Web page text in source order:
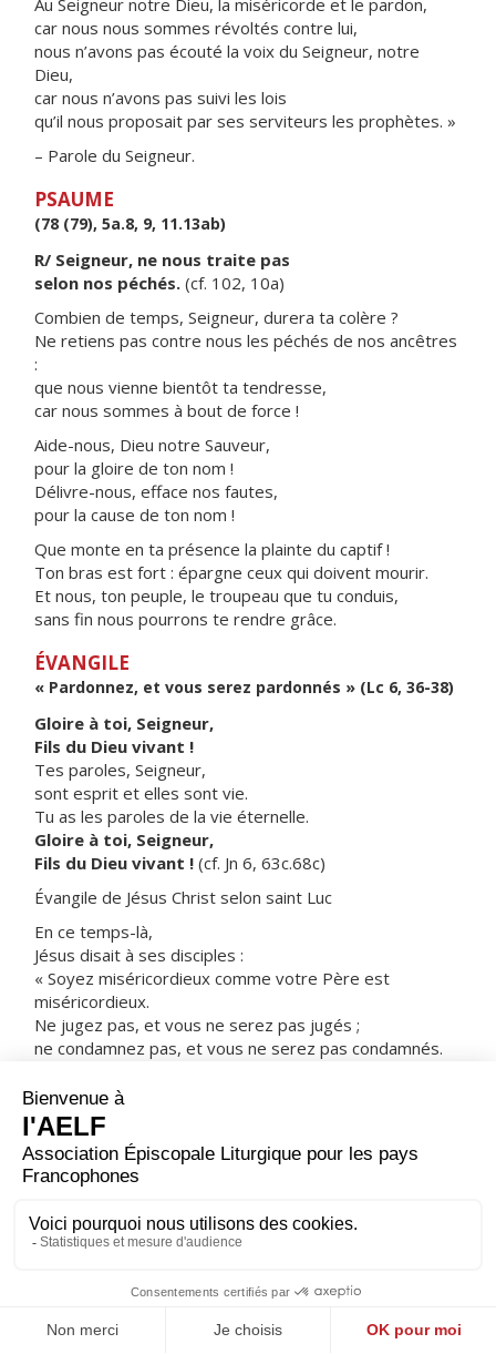
Au Seigneur notre Dieu, la miséricorde et le pardon,
car nous nous sommes révoltés contre lui,
nous n’avons pas écouté la voix du Seigneur, notre
Dieu,
car nous n’avons pas suivi les lois
qu’il nous proposait par ses serviteurs les prophètes. »
– Parole du Seigneur.
PSAUME
(78 (79), 5a.8, 9, 11.13ab)
R/ Seigneur, ne nous traite pas
selon nos péchés. (cf. 102, 10a)
Combien de temps, Seigneur, durera ta colère ?
Ne retiens pas contre nous les péchés de nos ancêtres
:
que nous vienne bientôt ta tendresse,
car nous sommes à bout de force !
Aide-nous, Dieu notre Sauveur,
pour la gloire de ton nom !
Délivre-nous, efface nos fautes,
pour la cause de ton nom !
Que monte en ta présence la plainte du captif !
Ton bras est fort : épargne ceux qui doivent mourir.
Et nous, ton peuple, le troupeau que tu conduis,
sans fin nous pourrons te rendre grâce.
ÉVANGILE
« Pardonnez, et vous serez pardonnés » (Lc 6, 36-38)
Gloire à toi, Seigneur,
Fils du Dieu vivant !
Tes paroles, Seigneur,
sont esprit et elles sont vie.
Tu as les paroles de la vie éternelle.
Gloire à toi, Seigneur,
Fils du Dieu vivant ! (cf. Jn 6, 63c.68c)
Évangile de Jésus Christ selon saint Luc
En ce temps-là,
Jésus disait à ses disciples :
« Soyez miséricordieux comme votre Père est
miséricordieux.
Ne jugez pas, et vous ne serez pas jugés ;
ne condamnez pas, et vous ne serez pas condamnés.
Donnez, et l’on vous donnera :
c’est une mesure bien pleine, tassée, secouée,
débordante,
qui sera versée dans le pan de votre vêtement ;
car la mesure dont vous vous servez pour les autres
servira de mesure aussi pour vous. »
– Acclamons la Parole de Dieu.